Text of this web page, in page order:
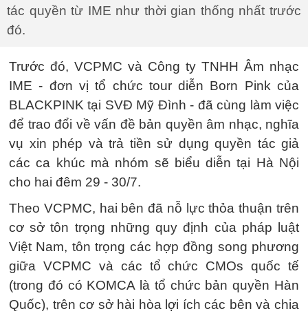
tác quyền từ IME như thời gian thống nhất trước
đó.
Trước đó, VCPMC và Công ty TNHH Âm nhạc
IME - đơn vị tổ chức tour diễn Born Pink của
BLACKPINK tại SVĐ Mỹ Đình - đã cùng làm việc
để trao đổi về vấn đề bản quyền âm nhạc, nghĩa
vụ xin phép và trả tiền sử dụng quyền tác giả
các ca khúc mà nhóm sẽ biểu diễn tại Hà Nội
cho hai đêm 29 - 30/7.
Theo VCPMC, hai bên đã nỗ lực thỏa thuận trên
cơ sở tôn trọng những quy định của pháp luật
Việt Nam, tôn trọng các hợp đồng song phương
giữa VCPMC và các tổ chức CMOs quốc tế
(trong đó có KOMCA là tổ chức bản quyền Hàn
Quốc), trên cơ sở hài hòa lợi ích các bên và chia